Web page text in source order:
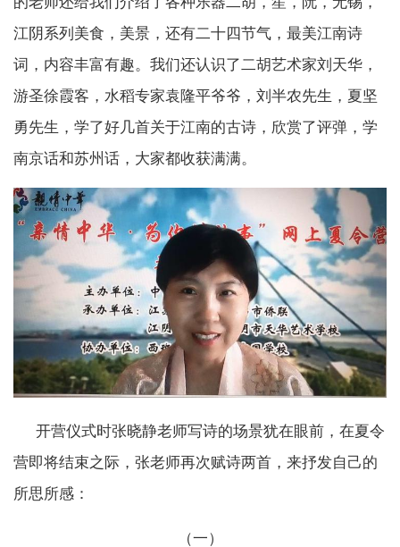
江阴系列美食，美景，还有二十四节气，最美江南诗
词，内容丰富有趣。我们还认识了二胡艺术家刘天华，
游圣徐霞客，水稻专家袁隆平爷爷，刘半农先生，夏坚
勇先生，学了好几首关于江南的古诗，欣赏了评弹，学
南京话和苏州话，大家都收获满满。
开营仪式时张晓静老师写诗的场景犹在眼前，在夏令
营即将结束之际，张老师再次赋诗两首，来抒发自己的
所思所感：
（一）